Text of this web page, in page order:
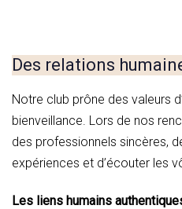
Des relations
Notre club prône des valeurs
bienveillance. Lors de nos
des professionnels sincères,
expériences et d’écouter les
Les liens humains